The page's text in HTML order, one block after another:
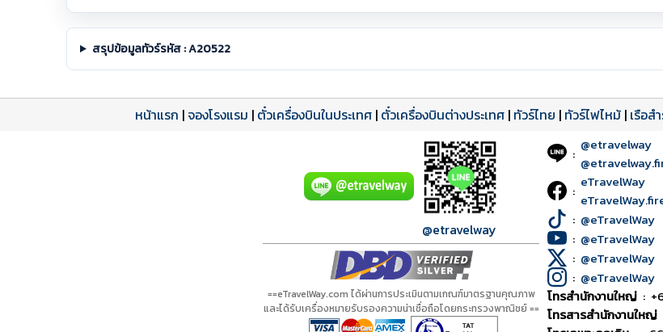
สรุปข้อมูลทัวร์รหัส : A20522
หน้าแรก |จองโรงแรม | ตั๋วเครื่องบินในประเทศ | ตั๋วเครื่องบินต่างประเทศ | ทัวร์ไทย | ทัวร์ไฟไหม้ | เรือส
@etravelway
==eTravelWay.com ได้ผ่านการประเมินตามเกณฑ์มาตรฐานคุณภาพ
และได้รับเครื่องหมายรับรองความน่าเชื่อถือโดยกระทรวงพาณิชย์ ==
: @etravelway
: eTravelWay
: @eTravelWay
: @eTravelWay
: @eTravelWay
: @eTravelWay
โทรสำนักงานใหญ่ :
โทรสารสำนักงานใหญ่